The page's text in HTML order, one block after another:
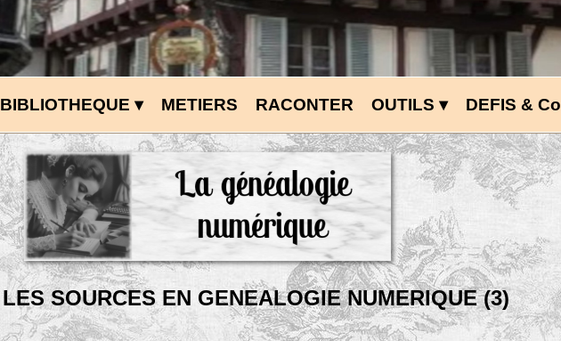
BIBLIOTHEQUE ▾ METIERS RACONTER OUTILS ▾ DEFIS & Co
LES SOURCES EN GENEALOGIE NUMERIQUE (3)